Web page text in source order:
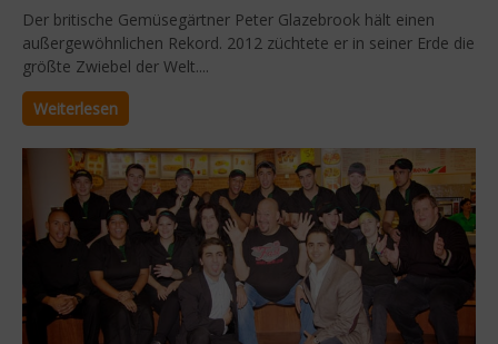
Der britische Gemüsegärtner Peter Glazebrook hält einen
außergewöhnlichen Rekord. 2012 züchtete er in seiner Erde die
größte Zwiebel der Welt....
Weiterlesen